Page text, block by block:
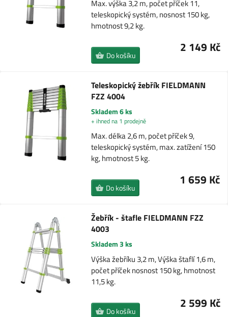
Max. výška 3,2 m, počet příček 11,
teleskopický systém, nosnost 150 kg,
hmotnost 9,2 kg.
2 149 Kč
Do košíku
Teleskopický žebřík FIELDMANN
FZZ 4004
Skladem 6 ks
+ ihned na 1 prodejně
Max. délka 2,6 m, počet příček 9,
teleskopický systém, max. zatížení 150
kg, hmotnost 5 kg.
1 659 Kč
Do košíku
Žebřík - štafle FIELDMANN FZZ
4003
Skladem 3 ks
Výška žebříku 3,2 m, Výška štaflí 1,6 m,
počet příček nosnost 150 kg, hmotnost
11,5 kg.
2 599 Kč
Do košíku